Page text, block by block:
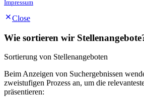
Impressum
Close
Wie sortieren wir
Sortierung von Stellenangeboten
Beim Anzeigen von Suchergebnissen
zweistufigen Prozess an, um die
präsentieren: